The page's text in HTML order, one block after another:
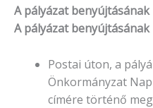
A pályázat
A pályázat benyújtásának
Postai úton, a
Önkormányzat
címére történő